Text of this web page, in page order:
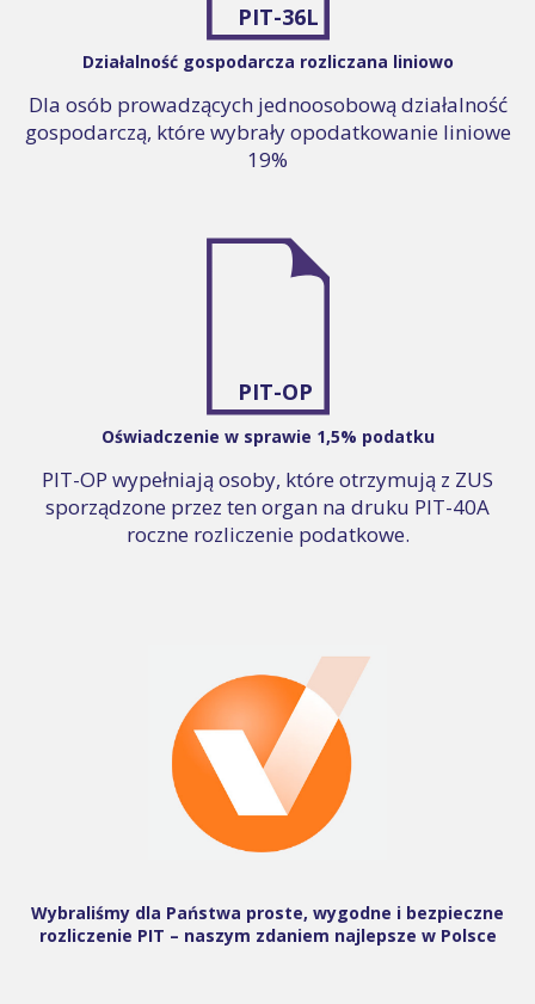
PIT-36L
Działalność gospodarcza rozliczana liniowo
Dla osób prowadzących jednoosobową działalność
gospodarczą, które wybrały opodatkowanie liniowe
19%
PIT-OP
Oświadczenie w sprawie 1,5% podatku
PIT-OP wypełniają osoby, które otrzymują z ZUS
sporządzone przez ten organ na druku PIT-40A
roczne rozliczenie podatkowe.
Wybraliśmy dla Państwa proste, wygodne i bezpieczne
rozliczenie PIT – naszym zdaniem najlepsze w Polsce